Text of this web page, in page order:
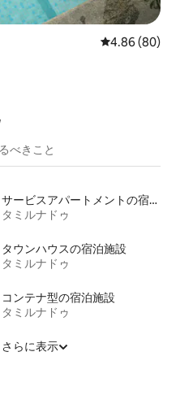
レビュー80件
4.86 (80)
べきこと
サービスアパートメントの宿泊施設
タミルナドゥ
タウンハウスの宿泊施設
タミルナドゥ
コンテナ型の宿泊施設
タミルナドゥ
さらに表示